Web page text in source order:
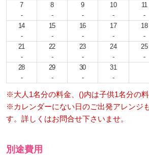
7
-
8
-
9
-
10
-
11
-
14
-
15
-
16
-
17
-
18
-
21
-
22
-
23
-
24
-
25
-
28
-
29
-
30
-
31
-
※大人1名分の料金、()内は子供1名分の料
※カレンダーにない日のご出発アレンジ
す。詳しくはお問合せ下さいませ。
別途費用